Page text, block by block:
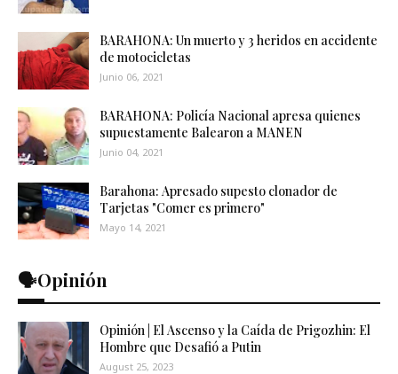
BARAHONA: Un muerto y 3 heridos en accidente
de motocicletas
Junio 06, 2021
BARAHONA: Policía Nacional apresa quienes
supuestamente Balearon a MANEN
Junio 04, 2021
Barahona: Apresado supesto clonador de
Tarjetas "Comer es primero"
Mayo 14, 2021
🗣️Opinión
Opinión | El Ascenso y la Caída de Prigozhin: El
Hombre que Desafió a Putin
August 25, 2023